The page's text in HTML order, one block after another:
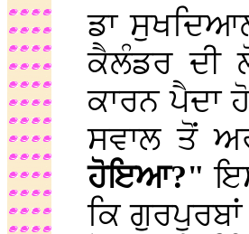
ਡਾ
ਕੈਲੰਡਰ ਦੀ
ਕਾਰਨ ਪੈਦਾ
ਸਵਾਲ ਤੋਂ
ਹੋਇਆ?"
ਕਿ